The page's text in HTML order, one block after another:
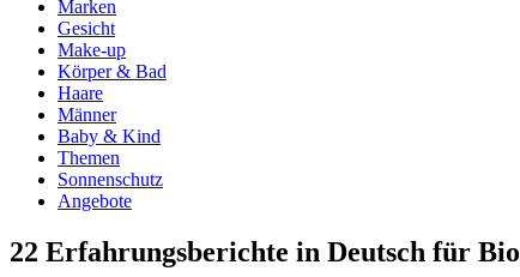
Marken
Gesicht
Make-up
Körper & Bad
Haare
Männer
Baby & Kind
Themen
Sonnenschutz
Angebote
22 Erfahrungsberichte in Deutsch für